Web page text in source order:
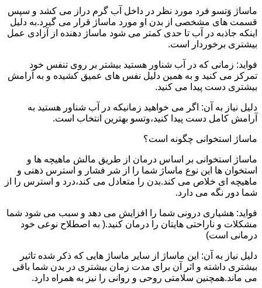
ماساژ وَتسو فرد مورد نظر در داخل آب گرم دراز می کشد و سپس
قسمت های مشخصی از بدن او مورد ماساژ قرار می گیرد.به دلیل
اینکه جاذبه در آب تا حدی کمتر می شود ماساژ دهنده از آزادی عمل
بیشتری برخوردار است.
فواید: زمانی که در آب شناور هستید بیشتر بر روی تنفس خود
تمرکز می کنید و به همین دلیل نفس های عمیق کشیده و به آرامش
بیشتری دست پیدا می کنید.
دلیل نیاز به آن: اگر می خواهید زمانیکه در آب شناور هستید به
آرامش کامل دست پیدا کنید،وتسو بهترین انتخاب است.
ماساژ استخوانی چگونه است؟
ماساژ استخوانی بر اساس درمان از طریق مالش ماهیچه ها و
استخوان ها این نوع ماساژ شما را از شر فشار و استرس ذهنی و
ماهیچه ای خلاص می کند.بدن را متعادل می کند،درد و استرس را از
شما دور نگه می دارد.
فواید: هشیاری درونی شما را افزایش می دهد و سبب می شود شما
مشکلات و ناراحتی هایتان را درمان کنید.( به اصطلاح نوعی خود
درمانی است)
دلیل نیاز به آن: این ماساژ از سایر ماساژ هایی که ذکر شده تاثیر
بیشتری داشته و اثر آن برای مدت زمان بیشتری در بدن شما باقی
می ماند.همچنین سلامتی روحی و روانی را نیز به همراه دارد.